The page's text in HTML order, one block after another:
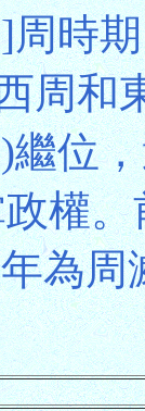
時
周和
繼位
權
為